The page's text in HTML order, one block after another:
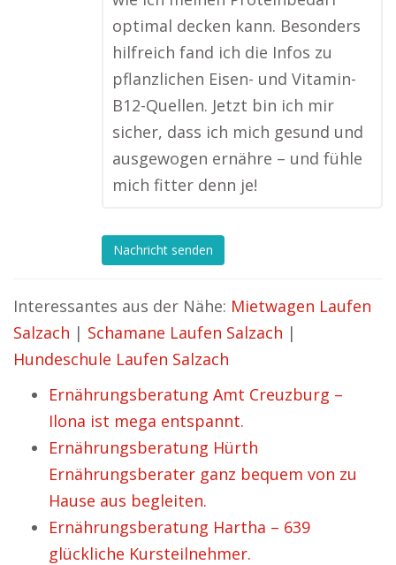
optimal decken kann. Besonders
hilfreich fand ich die Infos zu
pflanzlichen Eisen- und Vitamin-
B12-Quellen. Jetzt bin ich mir
sicher, dass ich mich gesund und
ausgewogen ernähre – und fühle
mich fitter denn je!
Nachricht senden
Interessantes aus der Nähe: Mietwagen Laufen
Salzach | Schamane Laufen Salzach |
Hundeschule Laufen Salzach
Ernährungsberatung Amt Creuzburg –
Ilona ist mega entspannt.
Ernährungsberatung Hürth
Ernährungsberater ganz bequem von zu
Hause aus begleiten.
Ernährungsberatung Hartha – 639
glückliche Kursteilnehmer.